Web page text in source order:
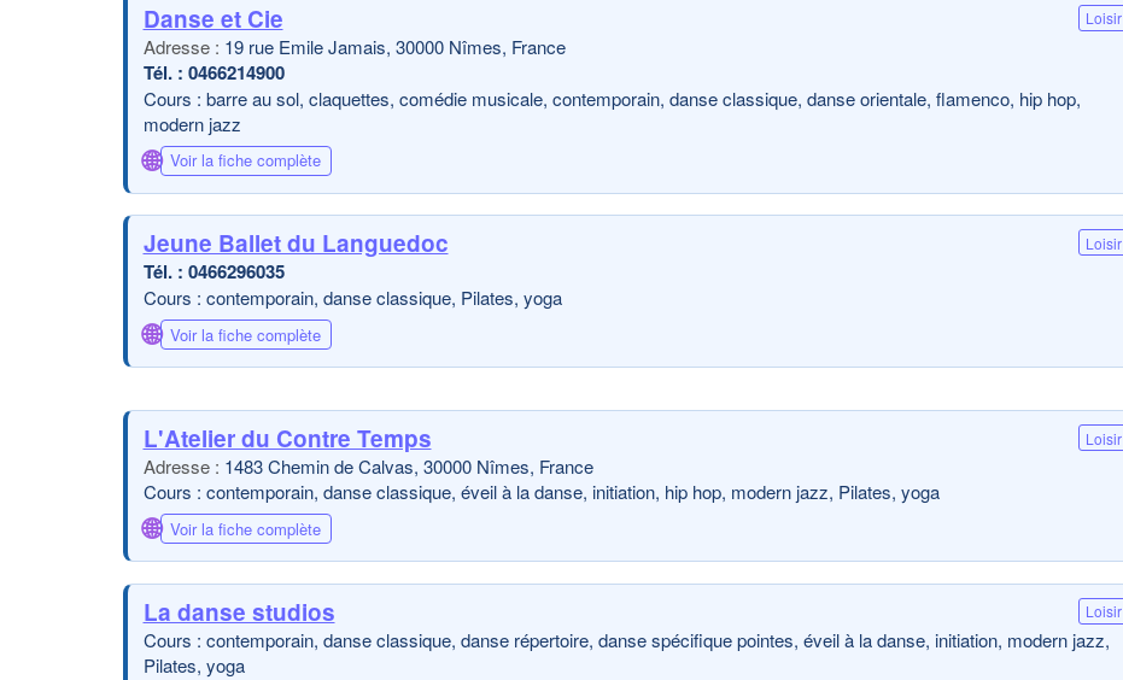
Danse et Cie Loisir
19 rue Emile Jamais, 30000 Nîmes, France
0466214900
Cours : barre au sol, claquettes, comédie musicale, contemporain, danse classique, danse orientale, flamenco, hip hop,
modern jazz
🌐 Voir la fiche complète
Jeune Ballet du Languedoc Loisir
0466296035
Cours : contemporain, danse classique, Pilates, yoga
🌐 Voir la fiche complète
L'Atelier du Contre Temps Loisir
1483 Chemin de Calvas, 30000 Nîmes, France
Cours : contemporain, danse classique, éveil à la danse, initiation, hip hop, modern jazz, Pilates, yoga
🌐 Voir la fiche complète
La danse studios Loisir
Cours : contemporain, danse classique, danse répertoire, danse spécifique pointes, éveil à la danse, initiation, modern jazz,
Pilates, yoga